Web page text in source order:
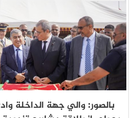
بالصور: والي جهة الداخلة